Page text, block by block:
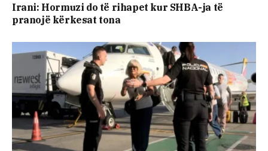
Irani: Hormuzi do të rihapet kur SHBA-ja të
pranojë kërkesat tona